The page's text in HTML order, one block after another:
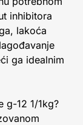
inhibitora
lakoća
ga idealnim
g-12 1/1kg?